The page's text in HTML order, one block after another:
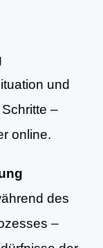
und
–
online.
des
–